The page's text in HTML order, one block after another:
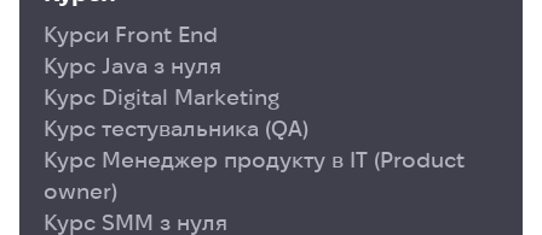
Курси Front End
Курс Java з нуля
Курс Digital Marketing
Курс тестувальника (QA)
Курс Менеджер продукту в ІТ (Product
owner)
Курс SMM з нуля